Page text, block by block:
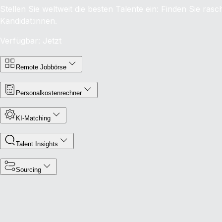
Stellen Sie weltweit die besten Talente ein: Finden Sie
Kandidat:innen.
Verfügbar: Jetzt
Remote Jobbörse
Personalkostenrechner
KI-Matching
Talent Insights
Sourcing